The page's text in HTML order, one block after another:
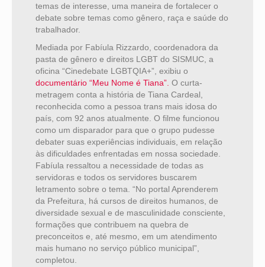
temas de interesse, uma maneira de fortalecer o
debate sobre temas como gênero, raça e saúde do
trabalhador.
Mediada por Fabíula Rizzardo, coordenadora da
pasta de gênero e direitos LGBT do SISMUC, a
oficina “Cinedebate LGBTQIA+”, exibiu o
documentário “Meu Nome é Tiana”. O curta-
metragem conta a história de Tiana Cardeal,
reconhecida como a pessoa trans mais idosa do
país, com 92 anos atualmente. O filme funcionou
como um disparador para que o grupo pudesse
debater suas experiências individuais, em relação
às dificuldades enfrentadas em nossa sociedade.
Fabíula ressaltou a necessidade de todas as
servidoras e todos os servidores buscarem
letramento sobre o tema. “No portal Aprenderem
da Prefeitura, há cursos de direitos humanos, de
diversidade sexual e de masculinidade consciente,
formações que contribuem na quebra de
preconceitos e, até mesmo, em um atendimento
mais humano no serviço público municipal”,
completou.